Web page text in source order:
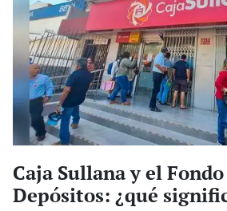
Caja Sullana y el
Depósitos: ¿qué